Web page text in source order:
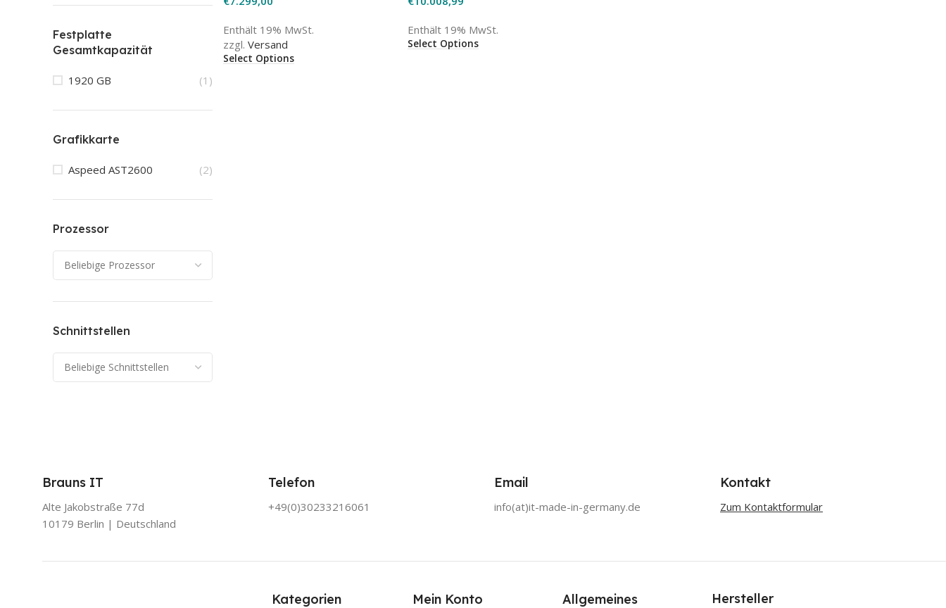
Festplatte
Gesamtkapazität
1920 GB (1)
Grafikkarte
Aspeed AST2600 (2)
Prozessor
Schnittstellen
Enthält 19% MwSt.
zzgl. Versand
Select Options
Enthält 19% MwSt.
Select Options
Brauns IT
Alte Jakobstraße 77d
10179 Berlin | Deutschland
Telefon
+49(0)30233216061
Email
info(at)it-made-in-germany.de
Kontakt
Zum Kontaktformular
Kategorien Mein Konto Allgemeines Hersteller